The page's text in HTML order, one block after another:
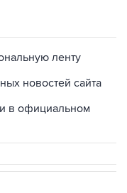
ленту
новостей сайта
в официальном